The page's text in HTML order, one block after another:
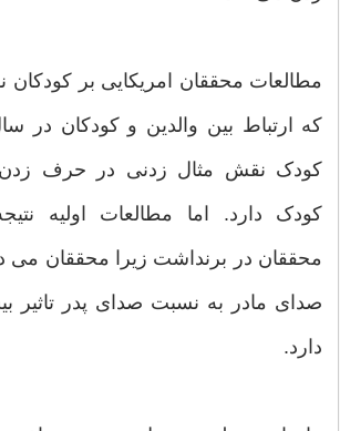
مطالعات محققان امریکایی بر کودکان
که ارتباط بین والدین و کودکان در
کودک نقش مثال زدنی در حرف
کودک دارد. اما مطالعات اولیه
محققان در برنداشت زیرا محققان می
صدای مادر به نسبت صدای پدر تاثیر
دارد.